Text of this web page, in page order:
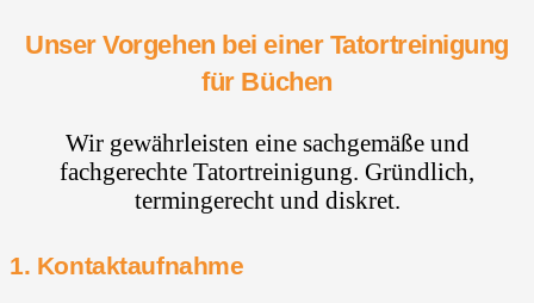
Unser Vorgehen bei einer Tatortreinigung
für Büchen
Wir gewährleisten eine sachgemäße und
fachgerechte Tatortreinigung. Gründlich,
termingerecht und diskret.
1. Kontaktaufnahme